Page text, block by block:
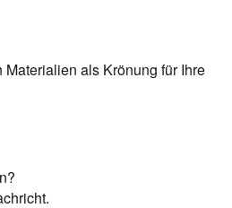
als Krönung für Ihre